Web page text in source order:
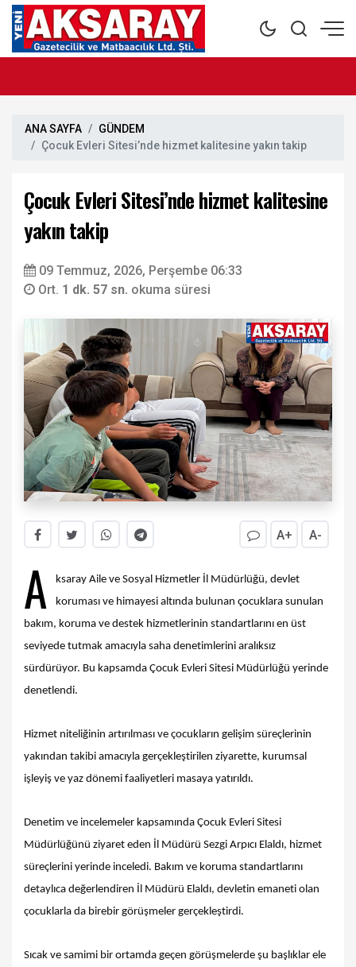
ANA SAYFA
GÜNDEM
Çocuk Evleri Sitesi’nde hizmet kalitesine yakın takip
Çocuk Evleri Sitesi’nde hizmet kalitesine
yakın takip
09 Temmuz, 2026, Perşembe 06:33
Ort. 1 dk. 57 sn. okuma süresi
A+ A-
A
ksaray Aile ve Sosyal Hizmetler İl Müdürlüğü, devlet
koruması ve himayesi altında bulunan çocuklara sunulan
bakım, koruma ve destek hizmetlerinin standartlarını en üst
seviyede tutmak amacıyla saha denetimlerini aralıksız
sürdürüyor. Bu kapsamda Çocuk Evleri Sitesi Müdürlüğü yerinde
denetlendi.
Hizmet niteliğinin artırılması ve çocukların gelişim süreçlerinin
yakından takibi amacıyla gerçekleştirilen ziyarette, kurumsal
işleyiş ve yaz dönemi faaliyetleri masaya yatırıldı.
Denetim ve incelemeler kapsamında Çocuk Evleri Sitesi
Müdürlüğünü ziyaret eden İl Müdürü Sezgi Arpıcı Elaldı, hizmet
süreçlerini yerinde inceledi. Bakım ve koruma standartlarını
detaylıca değerlendiren İl Müdürü Elaldı, devletin emaneti olan
çocuklarla da birebir görüşmeler gerçekleştirdi.
Sıcak ve samimi bir ortamda geçen görüşmelerde şu başlıklar ele